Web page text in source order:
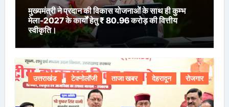
मुख्यमंत्री ने प्रदान की विकास योजनाओं के साथ ही कुम्भ
मेला-2027 के कार्यों हेतु ₹ 80.96 करोड़ की वित्तीय
स्वीकृति।
उत्तराखंड टेक्नोलॉजी ताजा खबर देहरादून रोजगार